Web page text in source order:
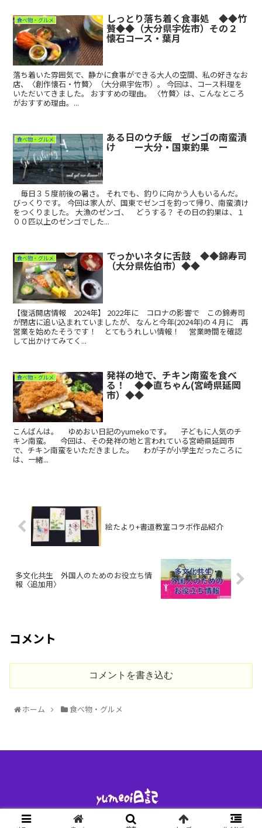
食べ物・グルメ しっとり落ち着く食事処 ◆◆竹
贅◆◆（大分県宇佐市）その２
懐石コース・葉月
落ち着いた雰囲気で、静かに食事ができる大人の空間、私の好きなお
店、〈創作懐石・竹贅〉（大分県宇佐市）。 今回は、コース料理を
いただいてきました。 おすすめの理由。 〈竹贅〉は、こんなところ
がおすすめ理由。...
食べ物・グルメ ある日のウチ飯 ゼンゴの南蛮漬
け ー大分・国東釣果 ー
毎日３５度前後の暑さ。 それでも、釣りに向かう人もいるんだ。
びっくりです。 今回は家人が、国東でゼンゴを釣って帰り、南蛮漬け
をつくりました。 大漁のゼンゴ、 どうする？ その日の釣果は、１
００匹以上のゼンゴでした...
食べ物・グルメ でっかいネタに舌鼓 ◆◆錦寿司
（大分県佐伯市）◆◆
【復活開店情報 2024年】 2022年に コロナの影響で この錦寿司
が閉店に追い込まれていましたが、 なんと今年(2024年)の４月に 再
営業を始めたそうです！ とてもうれしい情報！ 営業時間を確認
して出かけてみてく...
食べ物・グルメ 発祥の地で、チキン南蛮を食べ
る！ ◆◆直ちゃん(宮崎県延岡
市）◆◆
こんばんは。 ゆめおい日記のyumekoです。 子どもに人気のチ
キン南蛮。 今回は、その発祥の地と言われている宮崎県延岡市
で、チキン南蛮をいただきました。 わが子が小学生だったころに
は、一緒...
絵たより+書道教室コラボ作品紹介
多文化共生 外国人のためのお役立ち情
報〈追加用〉
コメント
コメントを書き込む
ホーム 食べ物・グルメ
© 2020 ゆめおい日記.